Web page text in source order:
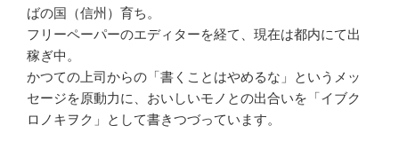
ばの国（信州）育ち。
フリーペーパーのエディターを経て、現在は都内にて出
稼ぎ中。
かつての上司からの「書くことはやめるな」というメッ
セージを原動力に、おいしいモノとの出合いを「イブク
ロノキヲク」として書きつづっています。